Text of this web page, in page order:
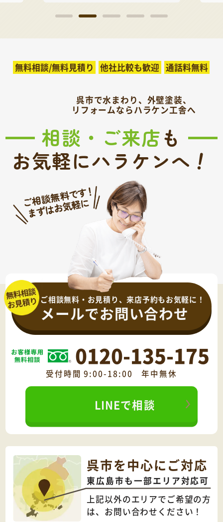
無料相談/無料見積り 他社比較も歓迎 通話料無料
呉市で水まわり、外壁塗装、
リフォームならハラケン工舎へ
相談・ご来店も
お気軽にハラケンへ！
ご相談無料・お見積り、来店予約もお気軽に！
メールでお問い合わせ
0120-135-175
受付時間 9:00-18:00 年中無休
LINEで相談
呉市を中心にご対応
東広島市も一部エリア対応可
上記以外のエリアでご希望の方
は、 お問い合わせください！